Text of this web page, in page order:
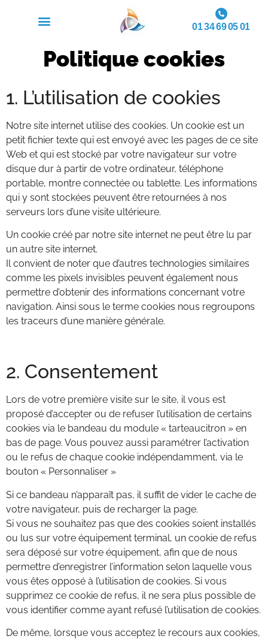
01 34 69 05 01
Politique cookies
1. L’utilisation de cookies
Notre site internet utilise des cookies. Un cookie est un
petit fichier texte qui est envoyé avec les pages de ce site
Web et qui est stocké par votre navigateur sur votre
disque dur à partir de votre ordinateur, téléphone
portable, montre connectée ou tablette. Les informations
qui y sont stockées peuvent être retournées à nos
serveurs lors d’une visite ultérieure.
Un cookie créé par notre site internet ne peut être lu par
un autre site internet.
Il convient de noter que d’autres technologies similaires
comme les pixels invisibles peuvent également nous
permettre d’obtenir des informations concernant votre
navigation. Ainsi sous le terme cookies nous regroupons
les traceurs d’une manière générale.
2. Consentement
Lors de votre première visite sur le site, il vous est
proposé d’accepter ou de refuser l’utilisation de certains
cookies via le bandeau du module « tarteaucitron » en
bas de page. Vous pouvez aussi paramétrer l’activation
ou le refus de chaque cookie indépendamment, via le
bouton « Personnaliser »
Si ce bandeau n’apparaît pas, il suffit de vider le cache de
votre navigateur, puis de recharger la page.
Si vous ne souhaitez pas que des cookies soient installés
ou lus sur votre équipement terminal, un cookie de refus
sera déposé sur votre équipement, afin que de nous
permettre d’enregistrer l’information selon laquelle vous
vous êtes opposé à l’utilisation de cookies. Si vous
supprimez ce cookie de refus, il ne sera plus possible de
vous identifier comme ayant refusé l’utilisation de cookies.
De même, lorsque vous acceptez le recours aux cookies,